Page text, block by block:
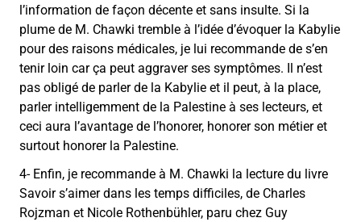
l’information de façon décente et sans insulte. Si la
plume de M. Chawki tremble à l’idée d’évoquer la Kabylie
pour des raisons médicales, je lui recommande de s’en
tenir loin car ça peut aggraver ses symptômes. Il n’est
pas obligé de parler de la Kabylie et il peut, à la place,
parler intelligemment de la Palestine à ses lecteurs, et
ceci aura l’avantage de l’honorer, honorer son métier et
surtout honorer la Palestine.
4- Enfin, je recommande à M. Chawki la lecture du livre
Savoir s’aimer dans les temps difficiles, de Charles
Rojzman et Nicole Rothenbühler, paru chez Guy